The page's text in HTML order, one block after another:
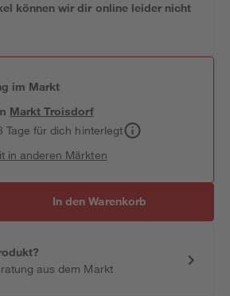
können wir dir online leider nicht
im Markt
MarktTroisdorf
Tage für dich hinterlegt
in anderen Märkten
In den Warenkorb
aus dem Markt